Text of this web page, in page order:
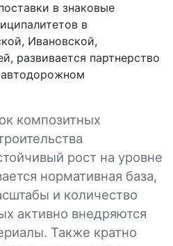
в знаковые
в
Ивановской,
развивается партнерство
композитных
рост на уровне
нормативная база,
и количество
активно внедряются
Также кратно